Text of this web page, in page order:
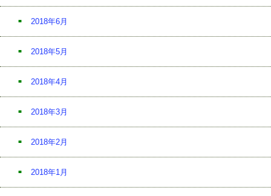
2018年6月
2018年5月
2018年4月
2018年3月
2018年2月
2018年1月